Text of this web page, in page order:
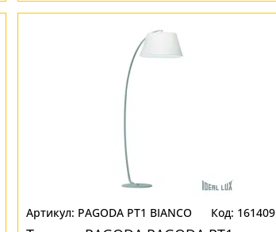
PAGODA PT1 BIANCO 161409